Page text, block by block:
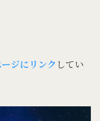
ジにリンク してい